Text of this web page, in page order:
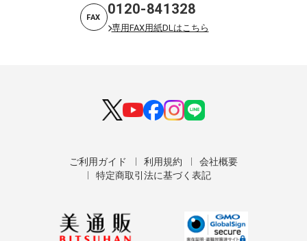
FAX 0120-841328
専用FAX用紙DLはこちら
ご利用ガイド 利用規約
会社概要
特定商取引法に基づく表記